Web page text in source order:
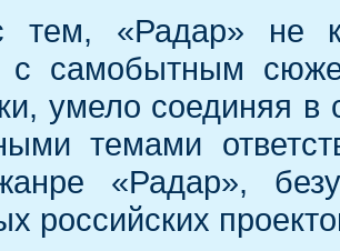
тем, «Радар» не
самобытным
умело соединяя
темами
«Радар»,
российских